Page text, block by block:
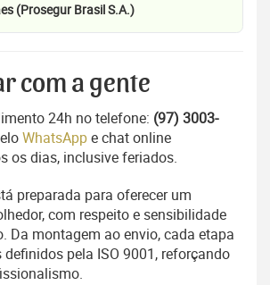
(Prosegur Brasil S.A.)
com a gente
24h no telefone: (97) 3003-
WhatsAppe chat online
os dias, inclusive feriados.
preparada para oferecer um
com respeito e sensibilidade
Da montagem ao envio, cada etapa
definidos pela ISO 9001, reforçando